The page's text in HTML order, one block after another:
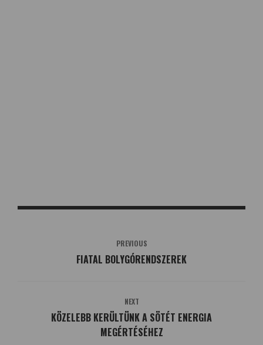
PREVIOUS
FIATAL BOLYGÓRENDSZEREK
NEXT
KÖZELEBB KERÜLTÜNK A SÖTÉT ENERGIA
MEGÉRTÉSÉHEZ